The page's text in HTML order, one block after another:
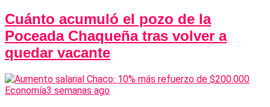
Cuánto acumuló el pozo de la
Poceada Chaqueña tras volver a
quedar vacante
Economía3 semanas ago